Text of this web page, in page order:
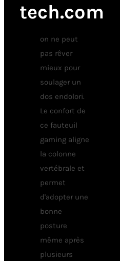
tech.com
on ne peut
pas rêver
mieux pour
soulager un
dos endolori.
Le confort de
ce fauteuil
gaming aligne
la colonne
vertébrale et
permet
d'adopter une
bonne
posture
même après
plusieurs